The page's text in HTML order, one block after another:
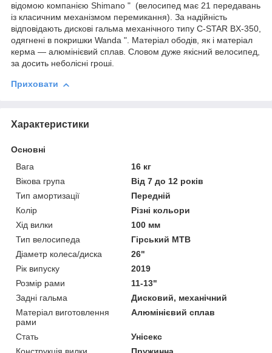
відомою компанією Shimano " (велосипед має 21 передавань
із класичним механізмом перемикання). За надійність
відповідають дискові гальма механічного типу С-STAR BX-350,
одягнені в покришки Wanda ". Матеріал ободів, як і матеріал
керма — алюмінієвий сплав. Cловом дуже якісний велосипед,
за досить неболісні гроші.
Приховати
Характеристики
Основні
Вага
16 кг
Вікова група
Від 7 до 12 років
Тип амортизації
Передній
Колір
Різні кольори
Хід вилки
100 мм
Тип велосипеда
Гірський MTB
Діаметр колеса/диска
26"
Рік випуску
2019
Розмір рами
11-13"
Задні гальма
Дисковий, механічний
Матеріал виготовлення
рами
Алюмінієвий сплав
Стать
Унісекс
Конструкція вилки
Пружинна